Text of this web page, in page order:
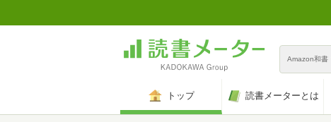
Amazon和書
トップ 読書メーターとは